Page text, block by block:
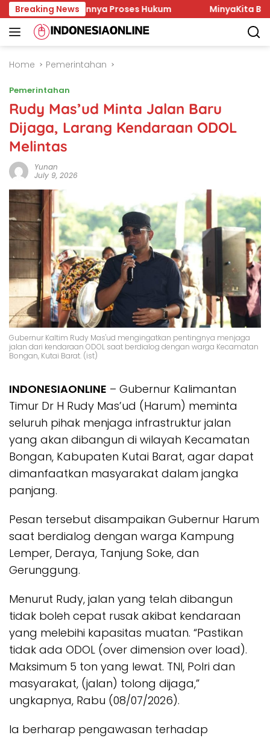
Skip
to
content
Breaking News
Lambannya Proses Hukum MinyaKita Bau
Home Pemerintahan
Pemerintahan
Rudy Mas’ud Minta Jalan Baru
Dijaga, Larang Kendaraan ODOL
Melintas
Yunan
July 9, 2026
Gubernur Kaltim Rudy Mas'ud mengingatkan pentingnya menjaga
jalan dari kendaraan ODOL saat berdialog dengan warga Kecamatan
Bongan, Kutai Barat. (ist)
INDONESIAONLINE – Gubernur Kalimantan
Timur Dr H Rudy Mas’ud (Harum) meminta
seluruh pihak menjaga infrastruktur jalan
yang akan dibangun di wilayah Kecamatan
Bongan, Kabupaten Kutai Barat, agar dapat
dimanfaatkan masyarakat dalam jangka
panjang.
Pesan tersebut disampaikan Gubernur Harum
saat berdialog dengan warga Kampung
Lemper, Deraya, Tanjung Soke, dan
Gerunggung.
Menurut Rudy, jalan yang telah dibangun
tidak boleh cepat rusak akibat kendaraan
yang melebihi kapasitas muatan. “Pastikan
tidak ada ODOL (over dimension over load).
Maksimum 5 ton yang lewat. TNI, Polri dan
masyarakat, (jalan) tolong dijaga,”
ungkapnya, Rabu (08/07/2026).
Ia berharap pengawasan terhadap